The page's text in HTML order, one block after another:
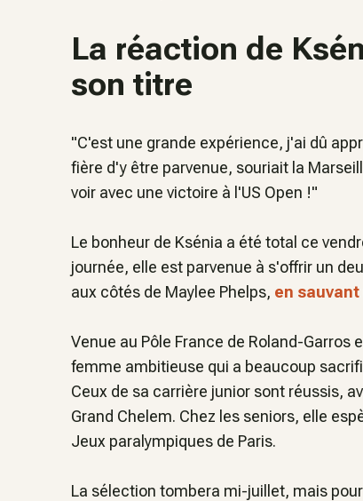
La réaction de
son titre
"C'est une grande expérience, j'ai dû
fière d'y être parvenue, souriait la
voir avec une victoire à l'US Open !"
Le bonheur de Ksénia a été total ce
journée, elle est parvenue à s'offrir un
aux côtés de Maylee Phelps, en
Venue au Pôle France de Roland-
femme ambitieuse qui a beaucoup
Ceux de sa carrière junior sont réussis,
Grand Chelem. Chez les seniors, elle
Jeux paralympiques de Paris.
La sélection tombera mi-juillet, mais